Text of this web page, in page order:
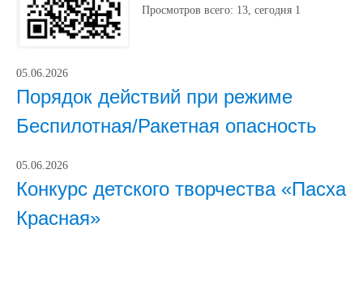
Просмотров всего: 13, сегодня 1
05.06.2026
Порядок действий при режиме
Беспилотная/Ракетная опасность
05.06.2026
Конкурс детского творчества «Пасха
Красная»